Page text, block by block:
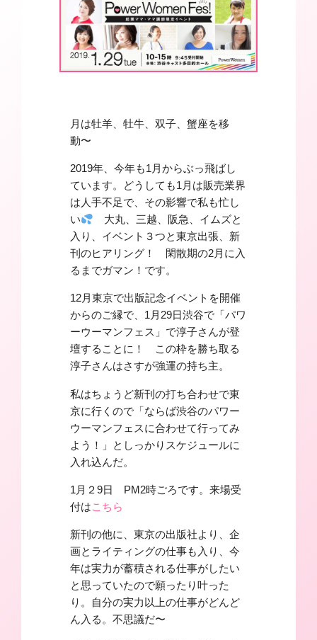
月は牡羊、牡牛、双子、蟹座を移
動〜
2019年、今年も1月からぶっ飛ばし
ています。どうしても1月は販売業界
は人手不足で、その影響で私も忙し
い
大丸、三越、阪急、イムズと
入り、イベント３つと東京出張、新
刊のヒアリング！ 閑散期の2月に入
るまでガマン！です。
12月東京で出版記念イベントを開催
からのご縁で、1月29日渋谷で「パワ
ーウーマンフェス」で淳子さんが登
壇することに！ この枠を勝ち取る
淳子さんはさすが強運の持ち主。
私はちょうど新刊の打ち合わせで東
京に行くので「ならば渋谷のパワー
ウーマンフェスに合わせて行ってみ
よう！」としっかりスケジュールに
入れ込んだ。
1月２9日 PM2時ごろです。来場受
付はこちら
新刊の他に、東京の出版社より、企
画とライティングの仕事も入り、今
年は実力が蓄積される仕事がしたい
と思っていたので願ったり叶った
り。自分の実力以上の仕事がどんど
ん入る。不思議だ〜